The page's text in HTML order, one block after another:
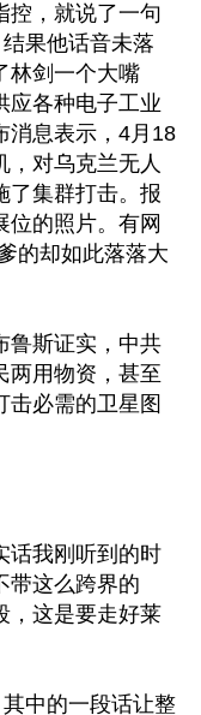
控，就说了一句
果他话音未落
林剑一个大嘴
应各种电子工业
消息表示，4月18
，对乌克兰无人
了集群打击。报
位的照片。有网
的却如此落落大
鲁斯证实，中共
两用物资，甚至
击必需的卫星图
话我刚听到的时
带这么跨界的
，这是要走好莱
中的一段话让整